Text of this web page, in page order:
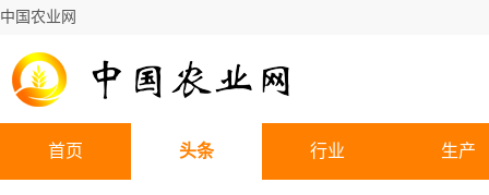
中国农业网
首页 头条 行业 生产